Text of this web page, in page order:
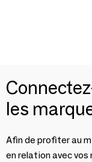
les
Afin de profiter au
en relation avec